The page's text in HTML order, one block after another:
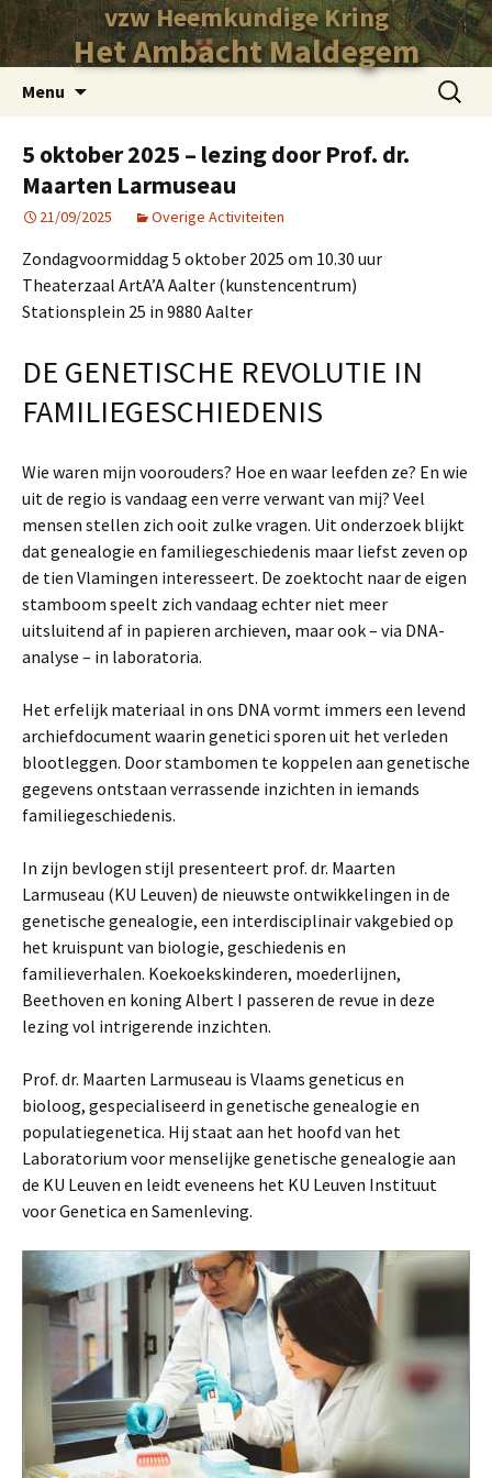
vzw Heemkundige Kring
Het Ambacht Maldegem
Menu
inhoud
Zoeken
naar:
5 oktober 2025 – lezing door Prof. dr.
Maarten Larmuseau
21/09/2025 Overige Activiteiten
Zondagvoormiddag 5 oktober 2025 om 10.30 uur
Theaterzaal ArtA’A Aalter (kunstencentrum)
Stationsplein 25 in 9880 Aalter
DE GENETISCHE REVOLUTIE IN
FAMILIEGESCHIEDENIS
Wie waren mijn voorouders? Hoe en waar leefden ze? En wie
uit de regio is vandaag een verre verwant van mij? Veel
mensen stellen zich ooit zulke vragen. Uit onderzoek blijkt
dat genealogie en familiegeschiedenis maar liefst zeven op
de tien Vlamingen interesseert. De zoektocht naar de eigen
stamboom speelt zich vandaag echter niet meer
uitsluitend af in papieren archieven, maar ook – via DNA-
analyse – in laboratoria.
Het erfelijk materiaal in ons DNA vormt immers een levend
archiefdocument waarin genetici sporen uit het verleden
blootleggen. Door stambomen te koppelen aan genetische
gegevens ontstaan verrassende inzichten in iemands
familiegeschiedenis.
In zijn bevlogen stijl presenteert prof. dr. Maarten
Larmuseau (KU Leuven) de nieuwste ontwikkelingen in de
genetische genealogie, een interdisciplinair vakgebied op
het kruispunt van biologie, geschiedenis en
familieverhalen. Koekoekskinderen, moederlijnen,
Beethoven en koning Albert I passeren de revue in deze
lezing vol intrigerende inzichten.
Prof. dr. Maarten Larmuseau is Vlaams geneticus en
bioloog, gespecialiseerd in genetische genealogie en
populatiegenetica. Hij staat aan het hoofd van het
Laboratorium voor menselijke genetische genealogie aan
de KU Leuven en leidt eveneens het KU Leuven Instituut
voor Genetica en Samenleving.